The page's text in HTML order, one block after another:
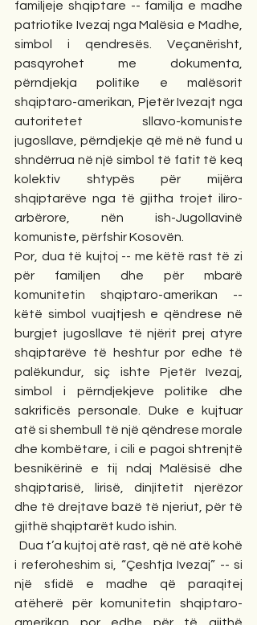
familjeje shqiptare -- familja e madhe
patriotike Ivezaj nga Malësia e Madhe,
simbol i qendresës. Veçanërisht,
pasqyrohet me dokumenta,
përndjekja politike e malësorit
shqiptaro-amerikan, Pjetër Ivezajt nga
autoritetet sllavo-komuniste
jugosllave, përndjekje që më në fund u
shndërrua në një simbol të fatit të keq
kolektiv shtypës për mijëra
shqiptarëve nga të gjitha trojet iliro-
arbërore, nën ish-Jugollavinë
komuniste, përfshir Kosovën.
Por, dua të kujtoj -- me këtë rast të zi
për familjen dhe për mbarë
komunitetin shqiptaro-amerikan --
këtë simbol vuajtjesh e qëndrese në
burgjet jugosllave të njërit prej atyre
shqiptarëve të heshtur por edhe të
palëkundur, siç ishte Pjetër Ivezaj,
simbol i përndjekjeve politike dhe
sakrificës personale. Duke e kujtuar
atë si shembull të një qëndrese morale
dhe kombëtare, i cili e pagoi shtrenjtë
besnikërinë e tij ndaj Malësisë dhe
shqiptarisë, lirisë, dinjitetit njerëzor
dhe të drejtave bazë të njeriut, për të
gjithë shqiptarët kudo ishin.
Dua t’a kujtoj atë rast, që në atë kohë
i referoheshim si, “Çeshtja Ivezaj” -- si
një sfidë e madhe që paraqitej
atëherë për komunitetin shqiptaro-